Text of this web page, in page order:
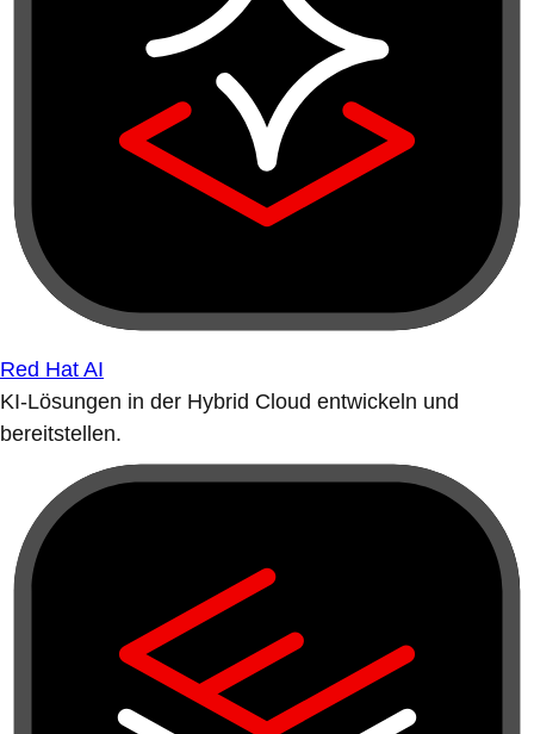
Red Hat AI
KI-Lösungen in der Hybrid Cloud entwickeln und
bereitstellen.